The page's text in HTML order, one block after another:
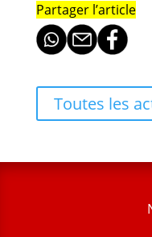
Partager l’article
Toutes les